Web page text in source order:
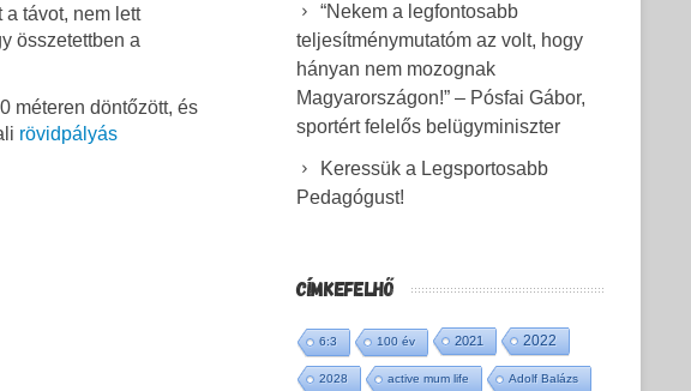
távot, nem lett
összetettben a
méteren döntőzött, és
rövidpályás
“Nekem a legfontosabb
teljesítménymutatóm az volt, hogy
hányan nem mozognak
Magyarországon!” – Pósfai Gábor,
sportért felelős belügyminiszter
Keressük a Legsportosabb
Pedagógust!
CÍMKEFELHŐ
6:3 100 év 2021 2022
2028 active mum life Adolf Balázs